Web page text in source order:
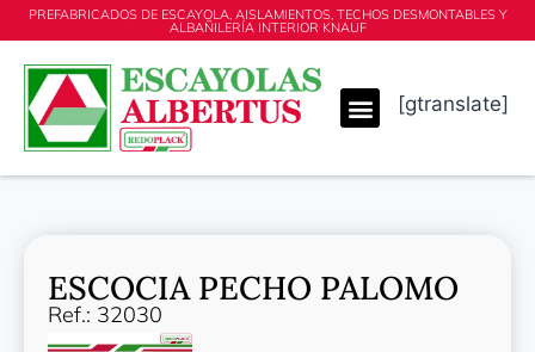
PREFABRICADOS DE ESCAYOLA, AISLAMIENTOS, TECHOS DESMONTABLES Y
ALBAÑILERÍA INTERIOR KNAUF
[gtranslate]
ESCOCIA PECHO PALOMO
Ref.: 32030